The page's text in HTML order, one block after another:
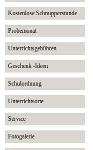
Kostenlose Schnupperstunde
Probemonat
Unterrichtsgebühren
Geschenk -Ideen
Schulordnung
Unterrichtsorte
Service
Fotogalerie